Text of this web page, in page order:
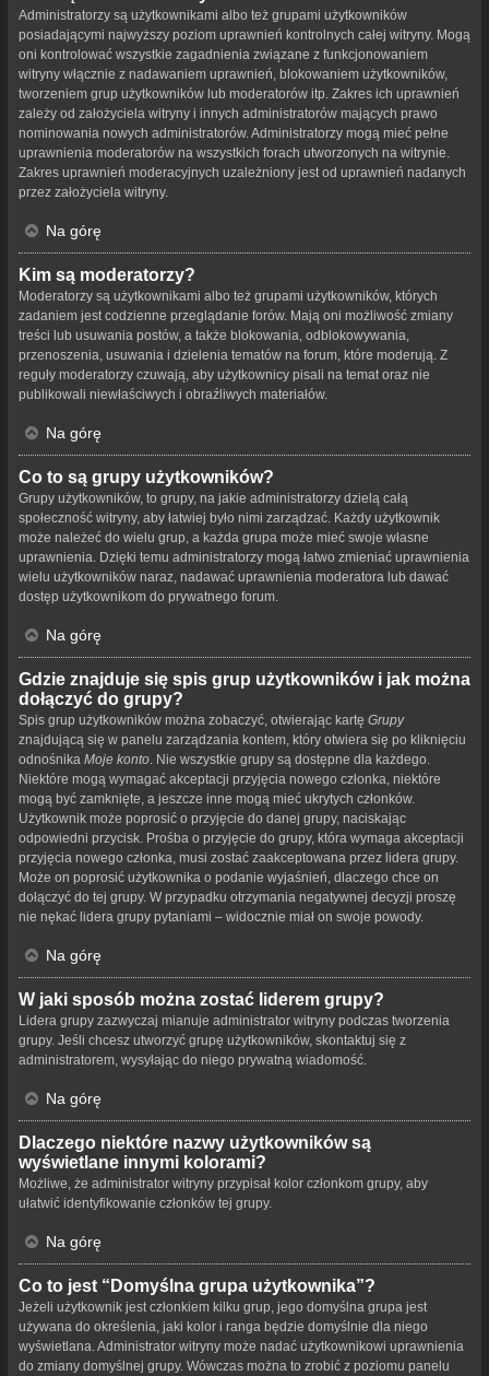
Administratorzy są użytkownikami albo też grupami użytkowników
posiadającymi najwyższy poziom uprawnień kontrolnych całej witryny. Mogą
oni kontrolować wszystkie zagadnienia związane z funkcjonowaniem
witryny włącznie z nadawaniem uprawnień, blokowaniem użytkowników,
tworzeniem grup użytkowników lub moderatorów itp. Zakres ich uprawnień
zależy od założyciela witryny i innych administratorów mających prawo
nominowania nowych administratorów. Administratorzy mogą mieć pełne
uprawnienia moderatorów na wszystkich forach utworzonych na witrynie.
Zakres uprawnień moderacyjnych uzależniony jest od uprawnień nadanych
przez założyciela witryny.
Na górę
Kim są moderatorzy?
Moderatorzy są użytkownikami albo też grupami użytkowników, których
zadaniem jest codzienne przeglądanie forów. Mają oni możliwość zmiany
treści lub usuwania postów, a także blokowania, odblokowywania,
przenoszenia, usuwania i dzielenia tematów na forum, które moderują. Z
reguły moderatorzy czuwają, aby użytkownicy pisali na temat oraz nie
publikowali niewłaściwych i obraźliwych materiałów.
Na górę
Co to są grupy użytkowników?
Grupy użytkowników, to grupy, na jakie administratorzy dzielą całą
społeczność witryny, aby łatwiej było nimi zarządzać. Każdy użytkownik
może należeć do wielu grup, a każda grupa może mieć swoje własne
uprawnienia. Dzięki temu administratorzy mogą łatwo zmieniać uprawnienia
wielu użytkowników naraz, nadawać uprawnienia moderatora lub dawać
dostęp użytkownikom do prywatnego forum.
Na górę
Gdzie znajduje się spis grup użytkowników i jak można
dołączyć do grupy?
Spis grup użytkowników można zobaczyć, otwierając kartę Grupy
znajdującą się w panelu zarządzania kontem, który otwiera się po kliknięciu
odnośnika Moje konto . Nie wszystkie grupy są dostępne dla każdego.
Niektóre mogą wymagać akceptacji przyjęcia nowego członka, niektóre
mogą być zamknięte, a jeszcze inne mogą mieć ukrytych członków.
Użytkownik może poprosić o przyjęcie do danej grupy, naciskając
odpowiedni przycisk. Prośba o przyjęcie do grupy, która wymaga akceptacji
przyjęcia nowego członka, musi zostać zaakceptowana przez lidera grupy.
Może on poprosić użytkownika o podanie wyjaśnień, dlaczego chce on
dołączyć do tej grupy. W przypadku otrzymania negatywnej decyzji proszę
nie nękać lidera grupy pytaniami – widocznie miał on swoje powody.
Na górę
W jaki sposób można zostać liderem grupy?
Lidera grupy zazwyczaj mianuje administrator witryny podczas tworzenia
grupy. Jeśli chcesz utworzyć grupę użytkowników, skontaktuj się z
administratorem, wysyłając do niego prywatną wiadomość.
Na górę
Dlaczego niektóre nazwy użytkowników są
wyświetlane innymi kolorami?
Możliwe, że administrator witryny przypisał kolor członkom grupy, aby
ułatwić identyfikowanie członków tej grupy.
Na górę
Co to jest “Domyślna grupa użytkownika”?
Jeżeli użytkownik jest członkiem kilku grup, jego domyślna grupa jest
używana do określenia, jaki kolor i ranga będzie domyślnie dla niego
wyświetlana. Administrator witryny może nadać użytkownikowi uprawnienia
do zmiany domyślnej grupy. Wówczas można to zrobić z poziomu panelu